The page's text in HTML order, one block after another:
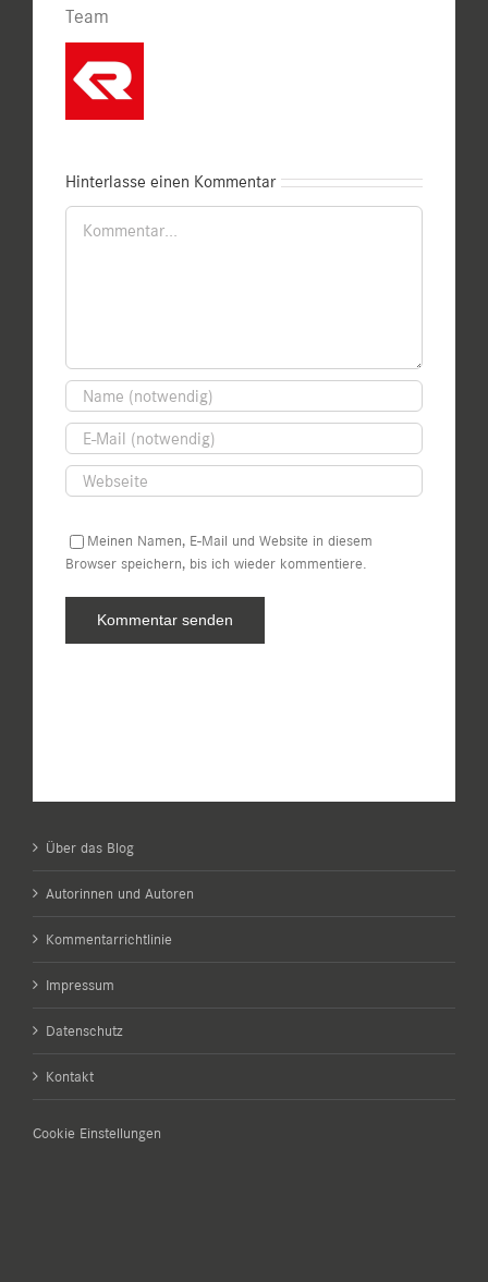
Team
Hinterlasse einen Kommentar
Kommentar
Meinen Namen, E-Mail und Website in diesem
Browser speichern, bis ich wieder kommentiere.
Über das Blog
Autorinnen und Autoren
Kommentarrichtlinie
Impressum
Datenschutz
Kontakt
Cookie Einstellungen